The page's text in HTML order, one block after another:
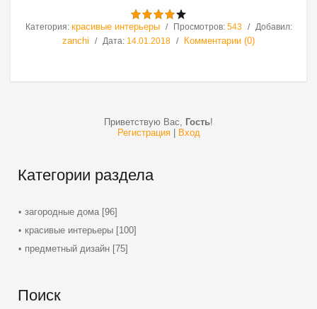
Категория: красивые интерьеры Просмотров: 543 Добавил:
zanchi Дата: 14.01.2018 Комментарии (0)
Приветствую Вас, Гость!
Регистрация| Вход
Категории раздела
загородные дома [96]
красивые интерьеры [100]
предметный дизайн [75]
Поиск